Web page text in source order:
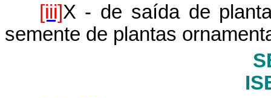
[iii]X - de saída de
semente de plantas